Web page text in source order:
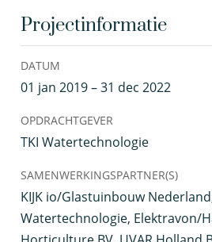
Projectinformatie
DATUM
01 jan 2019 – 31 dec 2022
OPDRACHTGEVER
TKI Watertechnologie
SAMENWERKINGSPARTNER(S)
KIJK io/Glastuinbouw
Watertechnologie, Elektravon/